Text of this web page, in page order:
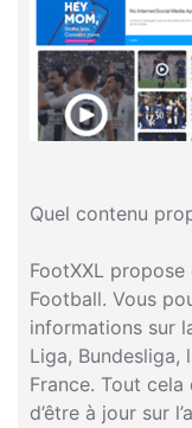
Quel contenu
FootXXL
Football. Vous
informations sur
Liga, Bundesliga,
France. Tout
d’être à jour sur